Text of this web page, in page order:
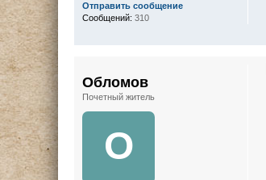
Отправить сообщение
Сообщений: 310
Обломов
Почетный житель
О